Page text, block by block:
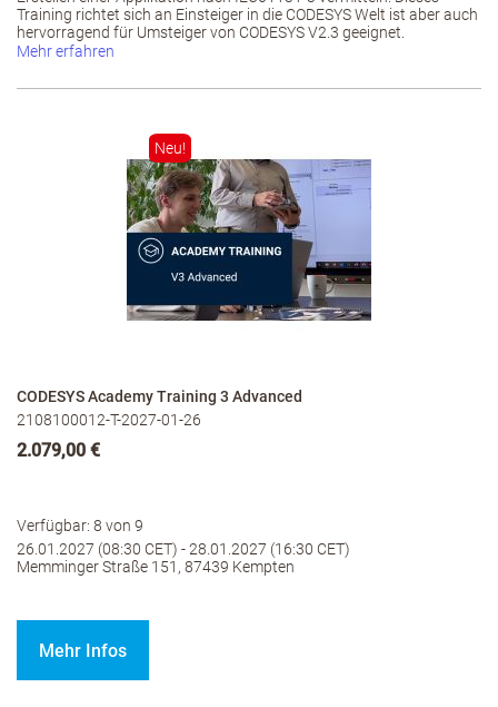
Training richtet sich an Einsteiger in die CODESYS Welt ist aber auch
hervorragend für Umsteiger von CODESYS V2.3 geeignet.
Mehr erfahren
Neu!
CODESYS Academy Training 3 Advanced
2108100012-T-2027-01-26
2.079,00 €
Verfügbar: 8 von 9
26.01.2027 (08:30 CET) - 28.01.2027 (16:30 CET)
Memminger Straße 151, 87439 Kempten
Mehr Infos